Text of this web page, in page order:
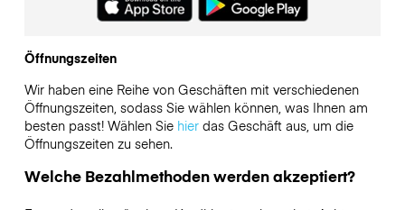
Öffnungszeiten
Wir haben eine Reihe von Geschäften mit verschiedenen
Öffnungszeiten, sodass Sie wählen können, was Ihnen am
besten passt! Wählen Sie hierdas Geschäft aus, um die
Öffnungszeiten zu sehen.
Welche Bezahlmethoden werden akzeptiert?